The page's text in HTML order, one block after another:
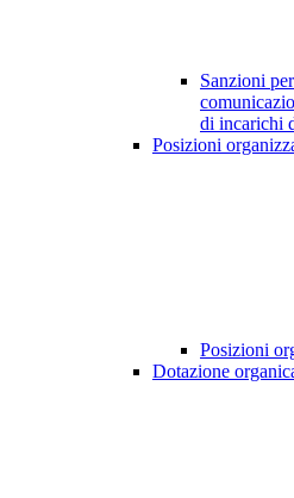
Sanzioni
di incarichi
Posizioni
Posizioni
Dotazione